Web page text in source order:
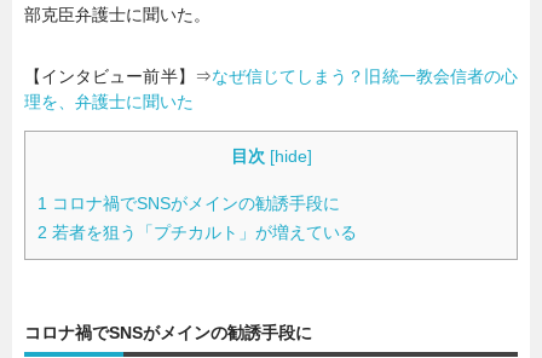
部克臣弁護士に聞いた。
【インタビュー前半】⇒なぜ信じてしまう？旧統一教会信者の心
理を、弁護士に聞いた
目次 [hide]
1 コロナ禍でSNSがメインの勧誘手段に
2 若者を狙う「プチカルト」が増えている
コロナ禍でSNSがメインの勧誘手段に